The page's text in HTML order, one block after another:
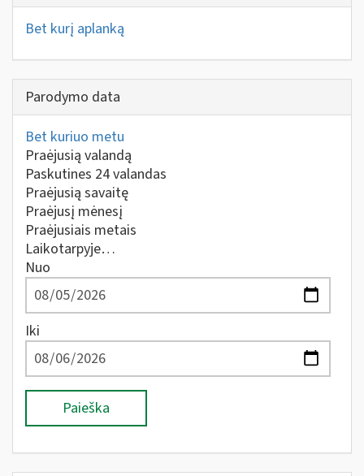
Bet kurį aplanką
Parodymo data
Bet kuriuo metu
Praėjusią valandą
Paskutines 24 valandas
Praėjusią savaitę
Praėjusį mėnesį
Praėjusiais metais
Laikotarpyje…
Nuo
Iki
Paieška